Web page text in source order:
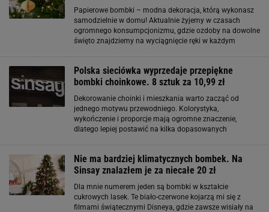
Papierowe bombki – modna dekoracja, którą wykonasz
samodzielnie w domu! Aktualnie żyjemy w czasach
ogromnego konsumpcjonizmu, gdzie ozdoby na dowolne
święto znajdziemy na wyciągnięcie ręki w każdym
Polska sieciówka wyprzedaje przepiękne
bombki choinkowe. 8 sztuk za 10,99 zł
Dekorowanie choinki i mieszkania warto zacząć od
jednego motywu przewodniego. Kolorystyka,
wykończenie i proporcje mają ogromne znaczenie,
dlatego lepiej postawić na kilka dopasowanych
wigilijny
Nie ma bardziej klimatycznych bombek. Na
Sinsay znalazłem je za niecałe 20 zł
Dla mnie numerem jeden są bombki w kształcie
cukrowych lasek. Te biało-czerwone kojarzą mi się z
filmami świątecznymi Disneya, gdzie zawsze wisiały na